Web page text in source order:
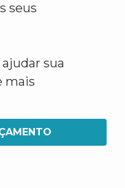
seus
sua
mais